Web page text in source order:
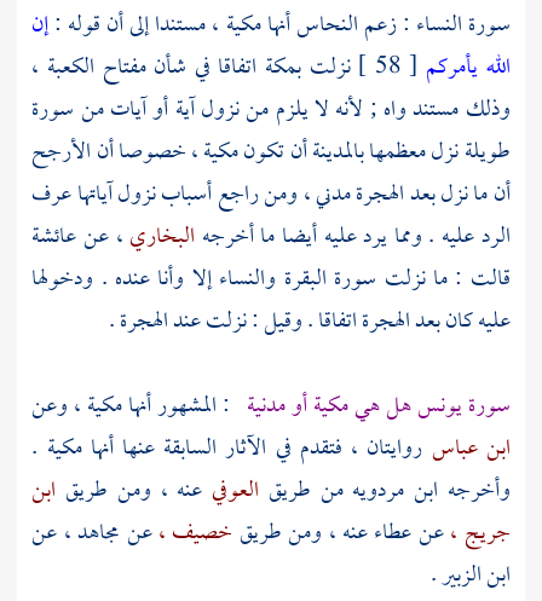
سورة النساء : زعمالنحاسأنها مكية ، مستندا إلى أن قوله :إن
الله يأمركم [ 58 ] نزلت بمكة اتفاقا في شأن مفتاح الكعبة ،
وذلك مستند واه ; لأنه لا يلزم من نزول آية أو آيات من سورة
طويلة نزل معظمهابالمدينةأن تكون مكية ، خصوصا أن الأرجح
أن ما نزل بعد الهجرة مدني ، ومن راجع أسباب نزول آياتها عرف
الرد عليه . ومما يرد عليه أيضا ما أخرجه البخاري، عنعائشة
قالت : ما نزلت سورة البقرة والنساء إلا وأنا عنده . ودخولها
عليه كان بعد الهجرة اتفاقا . وقيل : نزلت عند الهجرة .
سورة يونس هل هي مكية أو مدنية : المشهور أنها مكية ، وعن
ابن عباس روايتان ، فتقدم في الآثار السابقة عنها أنها مكية .
وأخرجه ابن مردويهمن طريق العوفي عنه ، ومن طريق ابن
جريج ،عنعطاءعنه ، ومن طريقخصيف ،عنمجاهد ،عن
ابن الزبير.